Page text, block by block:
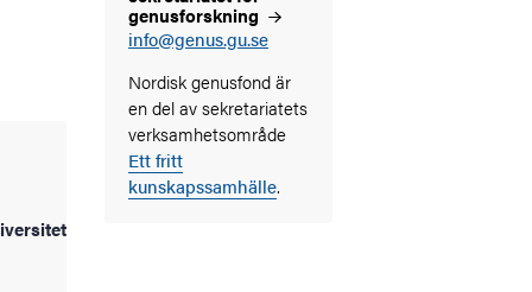
genusforskning
info@genus.gu.se
Nordisk genusfond är
en del av sekretariatets
verksamhetsområde
Ett fritt
kunskapssamhälle.